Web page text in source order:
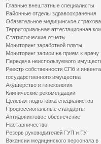
Главные внештатные специалисты
Районные отделы здравоохранения
Обязательное медицинское
Территориальная аттестационная
Статистические отчеты
Мониторинг заработной платы
Мониторинг записи на прием к врачу
Передача неиспользуемого
Реестр собственности СПб и
государственного имущества
Акушерство и гинекология
Клинические рекомендации
Целевая подготовка специалистов
Профессиональные стандарты
Антидопинговое обеспечение
Наставничество
Резерв руководителей ГУП и ГУ
Вакансии медицинского персонала в